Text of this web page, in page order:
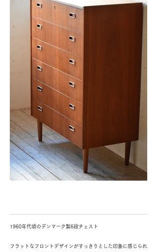
1960年代頃のデンマーク製6段チェスト
フラットなフロントデザインがすっきりとした印象に感じられ